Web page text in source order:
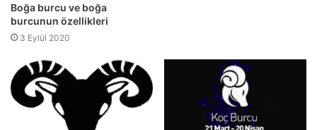
Boğa burcu ve boğa
burcunun özellikleri
3 Eylül 2020